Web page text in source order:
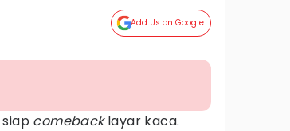
Add Us on Google
siap comebacklayar kaca.